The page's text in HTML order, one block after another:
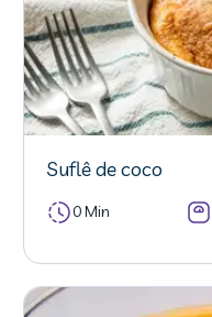
Suflê de coco
0 Min